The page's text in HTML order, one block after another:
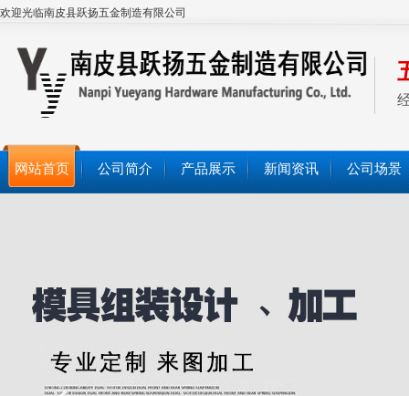
欢迎光临南皮县跃扬五金制造有限公司
网站首页 公司简介 产品展示 新闻资讯 公司场景